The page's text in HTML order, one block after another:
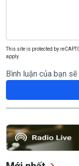
This site is protected by
apply.
Bình luận của bạn